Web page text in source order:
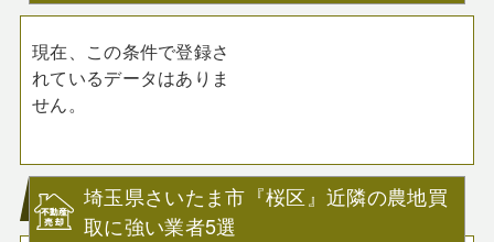
現在、この条件で登録さ
れているデータはありま
せん。
埼玉県さいたま市『桜区』近隣の農地買
取に強い業者5選